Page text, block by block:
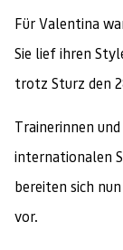
Für Valentina
Sie lief ihren
trotz Sturz den
Trainerinnen
internationalen
bereiten sich
vor.